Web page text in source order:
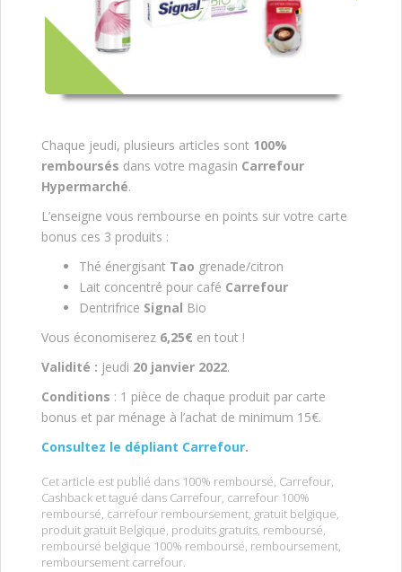
Chaque jeudi, plusieurs articles sont 100%
remboursés dans votre magasin Carrefour
Hypermarché.
L’enseigne vous rembourse en points sur votre carte
bonus ces 3 produits :
Thé énergisant Tao grenade/citron
Lait concentré pour café Carrefour
Dentrifrice Signal Bio
Vous économiserez 6,25€ en tout !
Validité : jeudi 20 janvier 2022.
Conditions : 1 pièce de chaque produit par carte
bonus et par ménage à l’achat de minimum 15€.
Consultez le dépliant Carrefour.
Cet article est publié dans 100% remboursé, Carrefour,
Cashback et tagué dans Carrefour, carrefour 100%
remboursé, carrefour remboursement, gratuit belgique,
produit gratuit Belgique, produits gratuits, remboursé,
remboursé belgique 100% remboursé, remboursement,
remboursement carrefour.